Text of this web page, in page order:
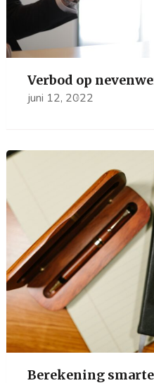
Verbod op
juni 12, 2022
Berekening